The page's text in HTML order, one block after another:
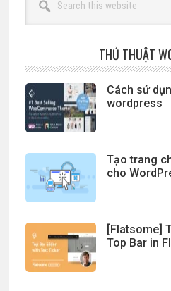
this
website
THỦ THUẬT
Cách sử
wordpress
Tạo trang
cho
[Flatsome]
Top Bar in